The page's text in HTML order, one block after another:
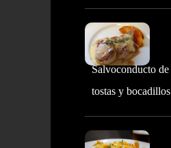
Salvoconducto de
tostas y bocadillos